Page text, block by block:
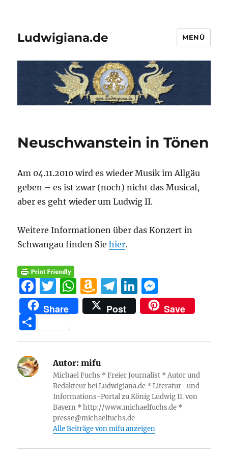
Ludwigiana.de MENÜ
Neuschwanstein in Tönen
Am 04.11.2010 wird es wieder Musik im Allgäu
geben – es ist zwar (noch) nicht das Musical,
aber es geht wieder um Ludwig II.
Weitere Informationen über das Konzert in
Schwangau finden Siehier.
F
a
c
e
o
T
w
it
te
W
h
at
p
p
A
m
a
n
W
is
h
Li
st
T
el
e
a
m
Li
n
k
n
e
ss
g
er
Share Post Save
T
ei
le
n
Autor: mifu
Michael Fuchs * Freier Journalist * Autor und
Redakteur bei Ludwigiana.de * Literatur- und
Informations-Portal zu König Ludwig II. von
Bayern * http://www.michaelfuchs.de *
presse@michaelfuchs.de
Alle Beiträge von mifu anzeigen